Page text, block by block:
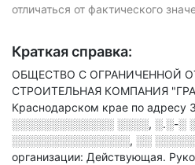
отличаться от фактического
Краткая справка:
ОБЩЕСТВО С ОГРАНИЧЕННОЙ
СТРОИТЕЛЬНАЯ КОМПАНИЯ
Краснодарском крае по адресу
░░░░░░░░░░░░░ ░░░░, ░.░-░
░░░░░░░░░░░░░░░, ░░
организации: Действующая.